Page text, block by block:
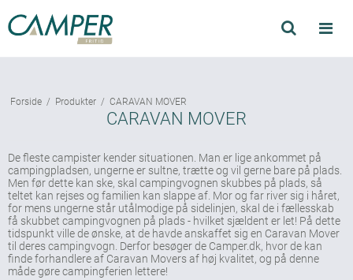
Kataloger
Om Camper
Forhandler login
Forside / Produkter / CARAVAN MOVER
CARAVAN MOVER
De fleste campister kender situationen. Man er lige ankommet på
campingpladsen, ungerne er sultne, trætte og vil gerne bare på plads.
Men før dette kan ske, skal campingvognen skubbes på plads, så
teltet kan rejses og familien kan slappe af. Mor og far river sig i håret,
for mens ungerne står utålmodige på sidelinjen, skal de i fællesskab
få skubbet campingvognen på plads - hvilket sjældent er let! På dette
tidspunkt ville de ønske, at de havde anskaffet sig en Caravan Mover
til deres campingvogn. Derfor besøger de Camper.dk, hvor de kan
finde forhandlere af Caravan Movers af høj kvalitet, og på denne
måde gøre campingferien lettere!